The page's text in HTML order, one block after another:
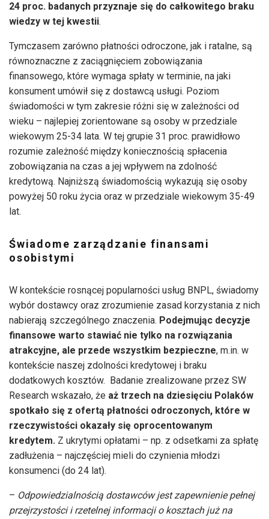
24 proc. badanych przyznaje się do całkowitego braku
wiedzy w tej kwestii.
Tymczasem zarówno płatności odroczone, jak i ratalne, są
równoznaczne z zaciągnięciem zobowiązania
finansowego, które wymaga spłaty w terminie, na jaki
konsument umówił się z dostawcą usługi. Poziom
świadomości w tym zakresie różni się w zależności od
wieku – najlepiej zorientowane są osoby w przedziale
wiekowym 25-34 lata. W tej grupie 31 proc. prawidłowo
rozumie zależność między koniecznością spłacenia
zobowiązania na czas a jej wpływem na zdolność
kredytową. Najniższą świadomością wykazują się osoby
powyżej 50 roku życia oraz w przedziale wiekowym 35-49
lat.
Świadome zarządzanie finansami
osobistymi
W kontekście rosnącej popularności usług BNPL, świadomy
wybór dostawcy oraz zrozumienie zasad korzystania z nich
nabierają szczególnego znaczenia. Podejmując decyzje
finansowe warto stawiać nie tylko na rozwiązania
atrakcyjne, ale przede wszystkim bezpieczne, m.in. w
kontekście naszej zdolności kredytowej i braku
dodatkowych kosztów. Badanie zrealizowane przez SW
Research wskazało, że aż trzech na dziesięciu Polaków
spotkało się z ofertą płatności odroczonych, które w
rzeczywistości okazały się oprocentowanym
kredytem. Z ukrytymi opłatami – np. z odsetkami za spłatę
zadłużenia – najczęściej mieli do czynienia młodzi
konsumenci (do 24 lat).
– Odpowiedzialnością dostawców jest zapewnienie pełnej
przejrzystości i rzetelnej informacji o kosztach już na